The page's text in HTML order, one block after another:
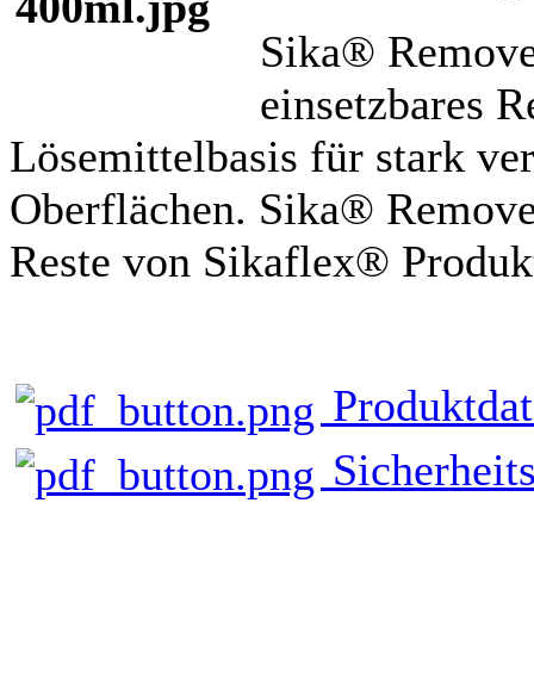
Sika®
einsetzbares
Lösemittelbasis für stark
Oberflächen. Sika®
Reste von Sikaflex®